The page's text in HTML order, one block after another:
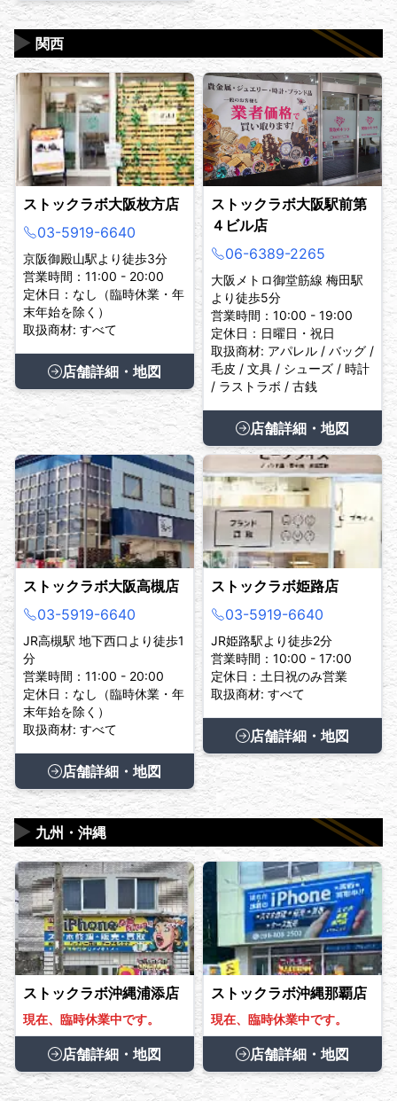
関西
▶
ストックラボ大阪枚方店
03-5919-6640
京阪御殿山駅より徒歩3分
営業時間：11:00 - 20:00
定休日：なし（臨時休業・年
末年始を除く）
取扱商材: すべて
店舗詳細・地図
ストックラボ大阪駅前第
４ビル店
06-6389-2265
大阪メトロ御堂筋線 梅田駅
より徒歩5分
営業時間：10:00 - 19:00
定休日：日曜日・祝日
取扱商材: アパレル / バッグ /
毛皮 / 文具 / シューズ / 時計
/ ラストラボ / 古銭
店舗詳細・地図
ストックラボ大阪高槻店
03-5919-6640
JR高槻駅 地下西口より徒歩1
分
営業時間：11:00 - 20:00
定休日：なし（臨時休業・年
末年始を除く）
取扱商材: すべて
店舗詳細・地図
ストックラボ姫路店
03-5919-6640
JR姫路駅より徒歩2分
営業時間：10:00 - 17:00
定休日：土日祝のみ営業
取扱商材: すべて
店舗詳細・地図
九州・沖縄
▶
ストックラボ沖縄浦添店
現在、臨時休業中です。
店舗詳細・地図
ストックラボ沖縄那覇店
現在、臨時休業中です。
店舗詳細・地図